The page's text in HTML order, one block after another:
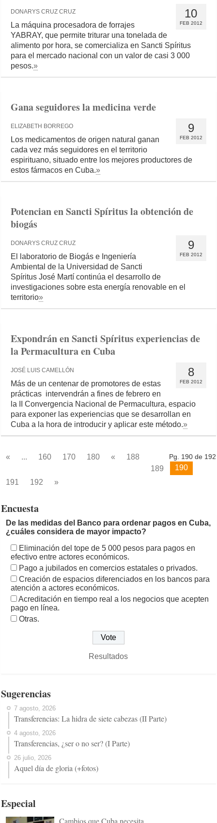
10
FEB 2012
DONARYS CRUZ CRUZ
La máquina procesadora de forrajes
YABRAY, que permite triturar una tonelada de
alimento por hora, se comercializa en Sancti Spíritus
para el mercado nacional con un valor de casi 3 000
pesos.»
Gana seguidores la medicina verde
9
FEB 2012
ELIZABETH BORREGO
Los medicamentos de origen natural ganan
cada vez más seguidores en el territorio
espirituano, situado entre los mejores productores de
estos fármacos en Cuba.»
Potencian en Sancti Spíritus la obtención de
biogás
9
FEB 2012
DONARYS CRUZ CRUZ
El laboratorio de Biogás e Ingeniería
Ambiental de la Universidad de Sancti
Spíritus José Martí continúa el desarrollo de
investigaciones sobre esta energía renovable en el
territorio»
Expondrán en Sancti Spíritus experiencias de
la Permacultura en Cuba
8
FEB 2012
JOSÉ LUIS CAMELLÓN
Más de un centenar de promotores de estas
prácticas intervendrán a fines de febrero en
la II Convergencia Nacional de Permacultura, espacio
para exponer las experiencias que se desarrollan en
Cuba a la hora de introducir y aplicar este método.»
Pg. 190 de 192
« ... 160 170 180 «
188
189
190
191
192 »
Encuesta
De las medidas del Banco para ordenar pagos en Cuba,
¿cuáles considera de mayor impacto?
Eliminación del tope de 5 000 pesos para pagos en
efectivo entre actores económicos.
Pago a jubilados en comercios estatales o privados.
Creación de espacios diferenciados en los bancos para
atención a actores económicos.
Acreditación en tiempo real a los negocios que acepten
pago en línea.
Otras.
Resultados
Sugerencias
7 agosto, 2026
Transferencias: La hidra de siete cabezas (II Parte)
4 agosto, 2026
Transferencias, ¿ser o no ser? (I Parte)
26 julio, 2026
Aquel día de gloria (+fotos)
Especial
Cambios que Cuba necesita